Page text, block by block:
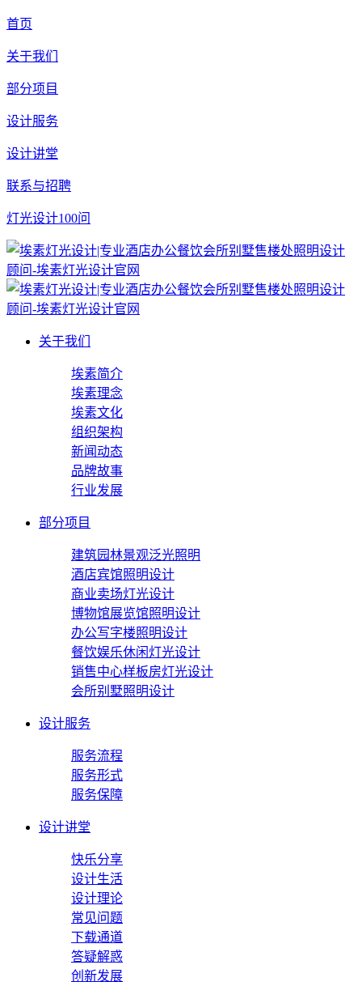
首页
关于我们
部分项目
设计服务
设计讲堂
联系与招聘
灯光设计100问
关于我们
埃素简介
埃素理念
埃素文化
组织架构
新闻动态
品牌故事
行业发展
部分项目
建筑园林景观泛光照明
酒店宾馆照明设计
商业卖场灯光设计
博物馆展览馆照明设计
办公写字楼照明设计
餐饮娱乐休闲灯光设计
销售中心样板房灯光设计
会所别墅照明设计
设计服务
服务流程
服务形式
服务保障
设计讲堂
快乐分享
设计生活
设计理论
常见问题
下载通道
答疑解惑
创新发展